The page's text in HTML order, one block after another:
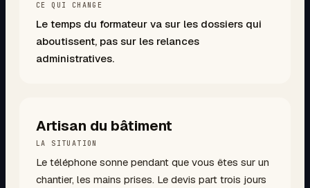
CE QUI CHANGE
Le temps du formateur va sur les dossiers qui
aboutissent, pas sur les relances
administratives.
Artisan du bâtiment
LA SITUATION
Le téléphone sonne pendant que vous êtes sur un
chantier, les mains prises. Le devis part trois jours